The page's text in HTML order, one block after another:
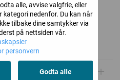
forsterket tå og
alle, avvise valgfrie, eller
kategori nedenfor. Du kan når
tilbake dine samtykker via
på nettsiden vår.
personvern
Godta alle